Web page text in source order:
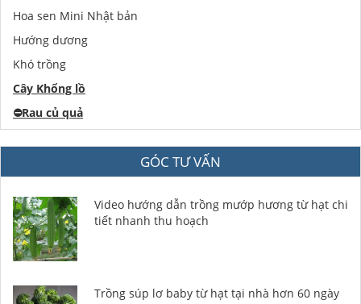
Hoa sen Mini Nhật bản
Hướng dương
Khó trồng
Cây Khổng lồ
⛔️Rau củ quả
GÓC TƯ VẤN
Video hướng dẫn trồng mướp hương từ hạt chi
tiết nhanh thu hoạch
Trồng súp lơ baby từ hạt tại nhà hơn 60 ngày